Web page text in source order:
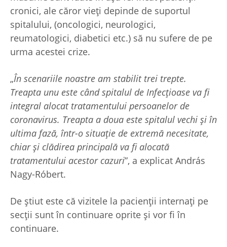
cronici, ale căror vieți depinde de suportul
spitalului, (oncologici, neurologici,
reumatologici, diabetici etc.) să nu sufere de pe
urma acestei crize.
„În scenariile noastre am stabilit trei trepte.
Treapta unu este când spitalul de Infecțioase va fi
integral alocat tratamentului persoanelor de
coronavirus. Treapta a doua este spitalul vechi și în
ultima fază, într-o situație de extremă necesitate,
chiar și clădirea principală va fi alocată
tratamentului acestor cazuri”, a explicat András
Nagy-Róbert.
De știut este că vizitele la pacienții internați pe
secții sunt în continuare oprite și vor fi în
continuare.